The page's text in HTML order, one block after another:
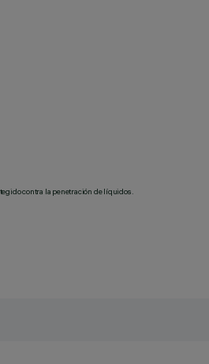
contra la penetración de líquidos.